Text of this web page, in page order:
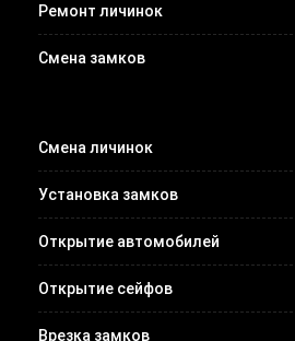
Ремонт личинок
Смена замков
Смена личинок
Установка замков
Открытие автомобилей
Открытие сейфов
Врезка замков